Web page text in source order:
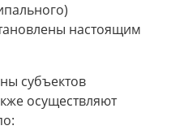
настоящим
субъектов
осуществляют